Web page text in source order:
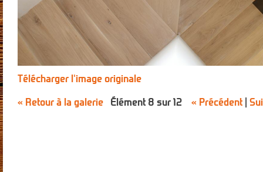
Télécharger l'image originale
« Retour à la galerie
Élément 8 sur 12 « Précédent